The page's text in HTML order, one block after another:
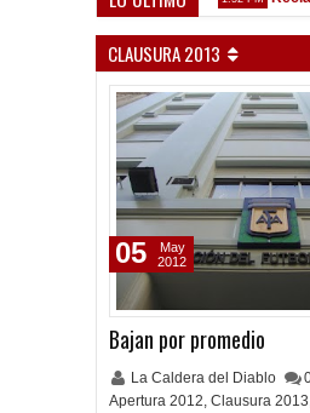
CLAUSURA 2013
Bajan por promedio
La Caldera del Diablo
Apertura 2012, Clausura 2013
05
May
2012